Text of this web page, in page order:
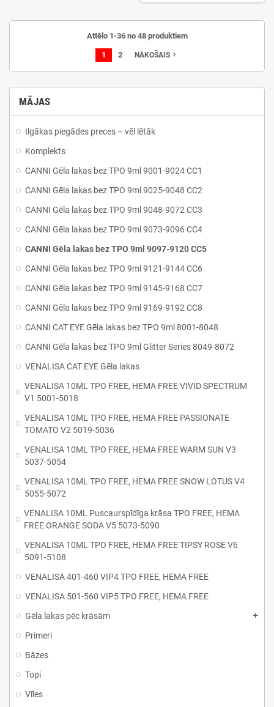
MĀJAS
Ilgākas piegādes preces – vēl lētāk
Komplekts
CANNI Gēla lakas bez TPO 9ml 9001-9024 CC1
CANNI Gēla lakas bez TPO 9ml 9025-9048 CC2
CANNI Gēla lakas bez TPO 9ml 9048-9072 CC3
CANNI Gēla lakas bez TPO 9ml 9073-9096 CC4
CANNI Gēla lakas bez TPO 9ml 9097-9120 CC5
CANNI Gēla lakas bez TPO 9ml 9121-9144 CC6
CANNI Gēla lakas bez TPO 9ml 9145-9168 CC7
CANNI Gēla lakas bez TPO 9ml 9169-9192 CC8
CANNI CAT EYE Gēla lakas bez TPO 9ml 8001-8048
CANNI Gēla lakas bez TPO 9ml Glitter Series 8049-8072
VENALISA CAT EYE Gēla lakas
VENALISA 10ML TPO FREE, HEMA FREE VIVID SPECTRUM
V1 5001-5018
VENALISA 10ML TPO FREE, HEMA FREE PASSIONATE
TOMATO V2 5019-5036
VENALISA 10ML TPO FREE, HEMA FREE WARM SUN V3
5037-5054
VENALISA 10ML TPO FREE, HEMA FREE SNOW LOTUS V4
5055-5072
VENALISA 10ML Puscaurspīdīga krāsa TPO FREE, HEMA
FREE ORANGE SODA V5 5073-5090
VENALISA 10ML TPO FREE, HEMA FREE TIPSY ROSE V6
5091-5108
VENALISA 401-460 VIP4 TPO FREE, HEMA FREE
VENALISA 501-560 VIP5 TPO FREE, HEMA FREE
Gēla lakas pēc krāsām
Primeri
Bāzes
Topi
Vīles
kastītē – pirmo reizi to atvērsiet
Attēlo 1-36 no 48 produktiem
1 2 NĀKOŠAIS navigate_next